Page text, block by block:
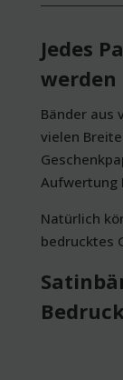
Jedes
werden
Bänder aus
vielen
Aufwertung
Natürlich
bedrucktes